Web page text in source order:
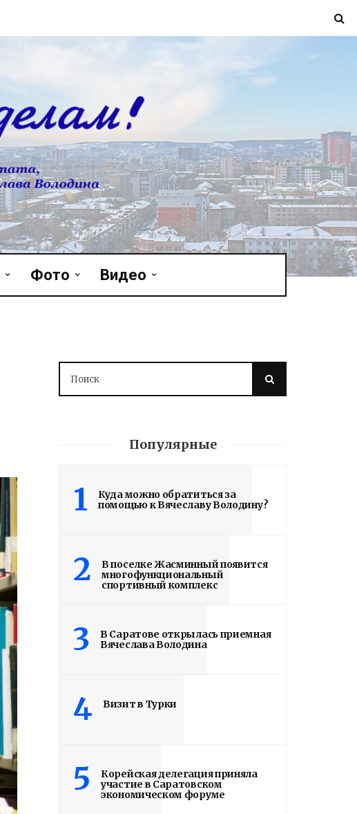
Фото Видео
Популярные
1
Куда можно обратиться за
помощью к Вячеславу Володину?
2
В поселке Жасминный появится
многофункциональный
спортивный комплекс
3
В Саратове открылась приемная
Вячеслава Володина
4 Визит в Турки
5
Корейская делегация приняла
участие в Саратовском
экономическом форуме